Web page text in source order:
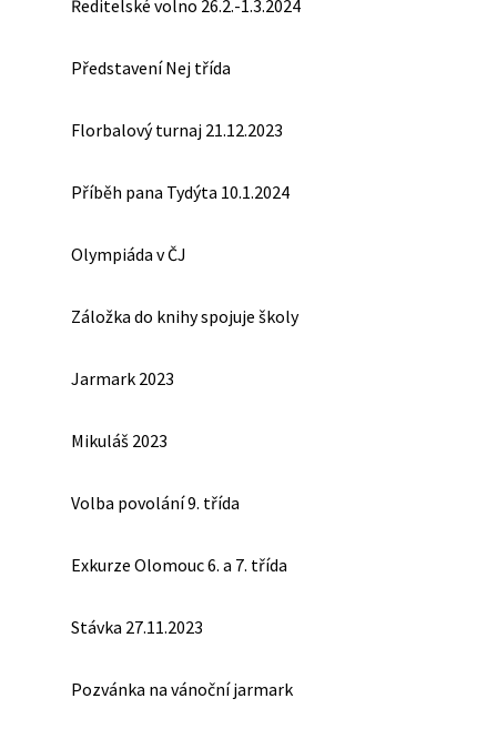
Ředitelské volno 26.2.-1.3.2024
Představení Nej třída
Florbalový turnaj 21.12.2023
Příběh pana Tydýta 10.1.2024
Olympiáda v ČJ
Záložka do knihy spojuje školy
Jarmark 2023
Mikuláš 2023
Volba povolání 9. třída
Exkurze Olomouc 6. a 7. třída
Stávka 27.11.2023
Pozvánka na vánoční jarmark